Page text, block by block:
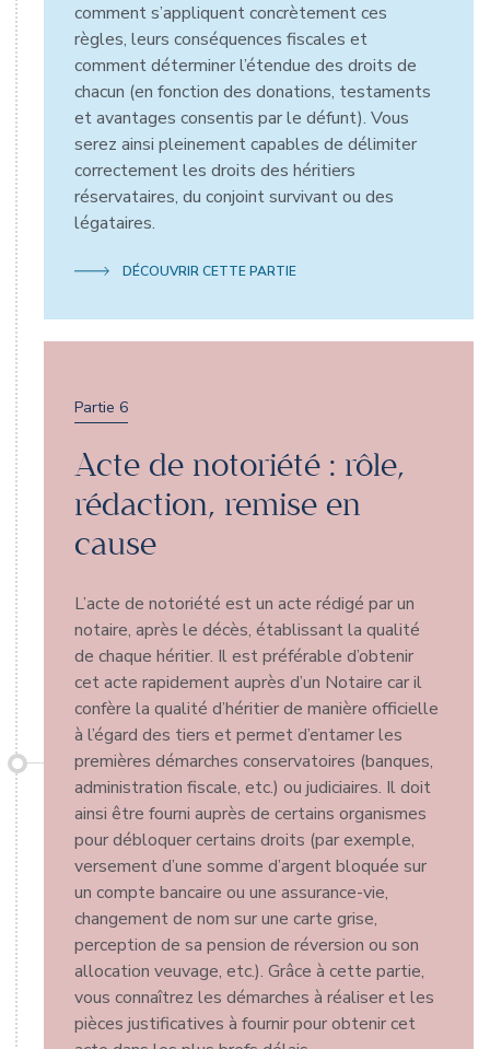
comment s’appliquent concrètement ces
règles, leurs conséquences fiscales et
comment déterminer l’étendue des droits de
chacun (en fonction des donations, testaments
et avantages consentis par le défunt). Vous
serez ainsi pleinement capables de délimiter
correctement les droits des héritiers
réservataires, du conjoint survivant ou des
légataires.
DÉCOUVRIR CETTE PARTIE
Partie 6
Acte de notoriété : rôle,
rédaction, remise en
cause
L’acte de notoriété est un acte rédigé par un
notaire, après le décès, établissant la qualité
de chaque héritier. Il est préférable d’obtenir
cet acte rapidement auprès d’un Notaire car il
confère la qualité d’héritier de manière officielle
à l’égard des tiers et permet d’entamer les
premières démarches conservatoires (banques,
administration fiscale, etc.) ou judiciaires. Il doit
ainsi être fourni auprès de certains organismes
pour débloquer certains droits (par exemple,
versement d’une somme d’argent bloquée sur
un compte bancaire ou une assurance-vie,
changement de nom sur une carte grise,
perception de sa pension de réversion ou son
allocation veuvage, etc.). Grâce à cette partie,
vous connaîtrez les démarches à réaliser et les
pièces justificatives à fournir pour obtenir cet